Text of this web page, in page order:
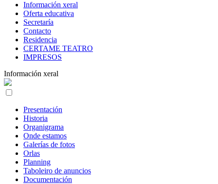
Información xeral
Oferta educativa
Secretaría
Contacto
Residencia
CERTAME TEATRO
IMPRESOS
Información xeral
Presentación
Historia
Organigrama
Onde estamos
Galerías de fotos
Orlas
Planning
Taboleiro de anuncios
Documentación